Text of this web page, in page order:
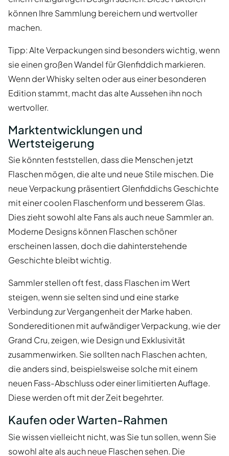
können Ihre Sammlung bereichern und wertvoller
machen.
Tipp: Alte Verpackungen sind besonders wichtig, wenn
sie einen großen Wandel für Glenfiddich markieren.
Wenn der Whisky selten oder aus einer besonderen
Edition stammt, macht das alte Aussehen ihn noch
wertvoller.
Marktentwicklungen und
Wertsteigerung
Sie könnten feststellen, dass die Menschen jetzt
Flaschen mögen, die alte und neue Stile mischen. Die
neue Verpackung präsentiert Glenfiddichs Geschichte
mit einer coolen Flaschenform und besserem Glas.
Dies zieht sowohl alte Fans als auch neue Sammler an.
Moderne Designs können Flaschen schöner
erscheinen lassen, doch die dahinterstehende
Geschichte bleibt wichtig.
Sammler stellen oft fest, dass Flaschen im Wert
steigen, wenn sie selten sind und eine starke
Verbindung zur Vergangenheit der Marke haben.
Sondereditionen mit aufwändiger Verpackung, wie der
Grand Cru, zeigen, wie Design und Exklusivität
zusammenwirken. Sie sollten nach Flaschen achten,
die anders sind, beispielsweise solche mit einem
neuen Fass-Abschluss oder einer limitierten Auflage.
Diese werden oft mit der Zeit begehrter.
Kaufen oder Warten-Rahmen
Sie wissen vielleicht nicht, was Sie tun sollen, wenn Sie
sowohl alte als auch neue Flaschen sehen. Die